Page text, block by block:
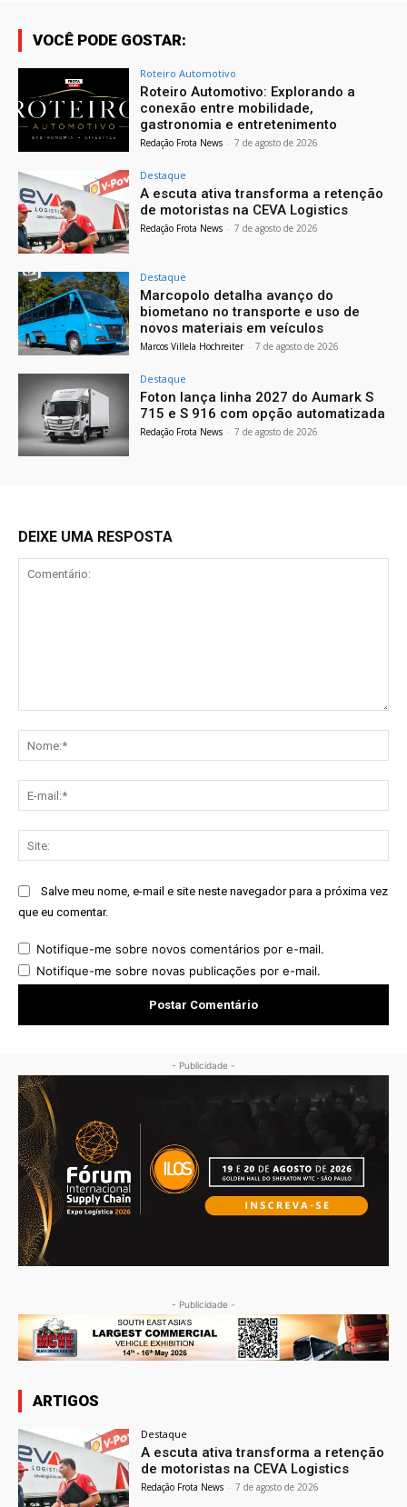
VOCÊ PODE GOSTAR:
Roteiro Automotivo
Roteiro Automotivo: Explorando a
conexão entre mobilidade,
gastronomia e entretenimento
Redação Frota News - 7 de agosto de 2026
Destaque
A escuta ativa transforma a retenção
de motoristas na CEVA Logistics
Redação Frota News - 7 de agosto de 2026
Destaque
Marcopolo detalha avanço do
biometano no transporte e uso de
novos materiais em veículos
Marcos Villela Hochreiter - 7 de agosto de 2026
Destaque
Foton lança linha 2027 do Aumark S
715 e S 916 com opção automatizada
Redação Frota News - 7 de agosto de 2026
DEIXE UMA RESPOSTA
Salve meu nome, e-mail e site neste navegador para a próxima vez
que eu comentar.
Notifique-me sobre novos comentários por e-mail.
Notifique-me sobre novas publicações por e-mail.
- Publicidade -
- Publicidade -
ARTIGOS
Destaque
A escuta ativa transforma a retenção
de motoristas na CEVA Logistics
Redação Frota News - 7 de agosto de 2026